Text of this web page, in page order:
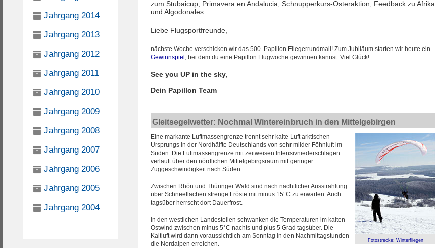
zum Stubaicup, Primavera en Andalucia, Schnupperkurs-Osteraktion, Feedback zu Afrika
und Algodonales
Liebe Flugsportfreunde,
nächste Woche verschicken wir das 500. Papillon Fliegerrundmail! Zum Jubiläum starten wir heute ein
Gewinnspiel , bei dem du eine Papillon Flugwoche gewinnen kannst. Viel Glück!
See you UP in the sky,
Dein Papillon Team
Gleitsegelwetter: Nochmal Wintereinbruch in den Mittelgebirgen
Fotostrecke: Winterfliegen
Eine markante Luftmassengrenze trennt sehr kalte Luft arktischen
Ursprungs in der Nordhälfte Deutschlands von sehr milder Föhnluft im
Süden. Die Luftmassengrenze mit zeitweisen Intensivniederschlägen
verläuft über den nördlichen Mittelgebirgsraum mit geringer
Zuggeschwindigkeit nach Süden.
Zwischen Rhön und Thüringer Wald sind nach nächtlicher Ausstrahlung
über Schneeflächen strenge Fröste mit minus 15°C zu erwarten. Auch
tagsüber herrscht dort Dauerfrost.
In den westlichen Landesteilen schwanken die Temperaturen im kalten
Ostwind zwischen minus 5°C nachts und plus 5 Grad tagsüber. Die
Kaltluft wird dann voraussichtlich am Sonntag in den Nachmittagstunden
die Nordalpen erreichen.
Jahrgang 2014
Jahrgang 2013
Jahrgang 2012
Jahrgang 2011
Jahrgang 2010
Jahrgang 2009
Jahrgang 2008
Jahrgang 2007
Jahrgang 2006
Jahrgang 2005
Jahrgang 2004